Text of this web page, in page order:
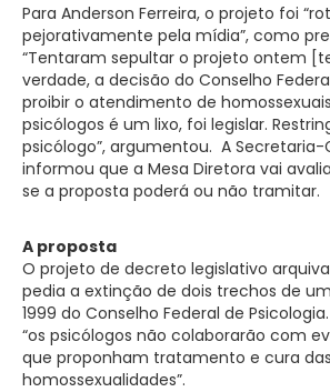
Para Anderson Ferreira, o projeto foi
pejorativamente pela mídia”, como
“Tentaram sepultar o projeto ontem
verdade, a decisão do Conselho
proibir o atendimento de
psicólogos é um lixo, foi legislar.
psicólogo”, argumentou. A Secretaria-
informou que a Mesa Diretora vai
se a proposta poderá ou não tramitar.
A proposta
O projeto de decreto legislativo
pedia a extinção de dois trechos de
1999 do Conselho Federal de
“os psicólogos não colaborarão com
que proponham tratamento e cura das
homossexualidades”.